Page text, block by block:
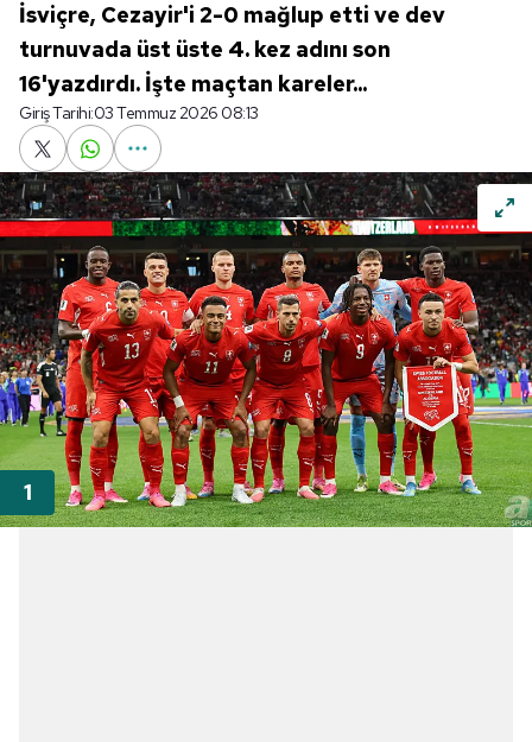
İsviçre, Cezayir'i 2-0 mağlup etti ve dev
turnuvada üst üste 4. kez adını son
16'yazdırdı. İşte maçtan kareler...
Giriş Tarihi:03 Temmuz 2026 08:13